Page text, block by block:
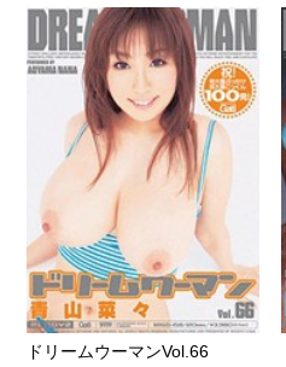
ドリームウーマンVol.66